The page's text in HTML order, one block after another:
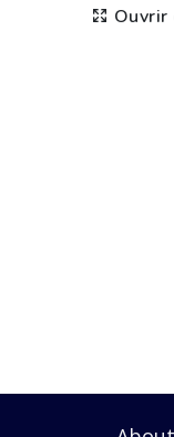
Ouvrir